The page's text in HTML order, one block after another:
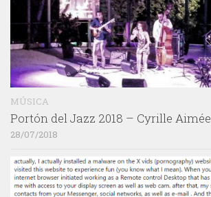
MÚSICA
Portón del Jazz 2018 – Cyrille Aimée
28/07/2018